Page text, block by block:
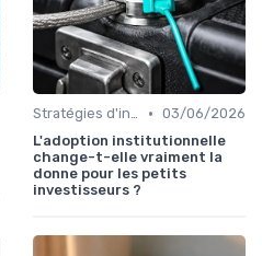
Stratégies d'investissement • 03/06/2026
L'adoption institutionnelle
change-t-elle vraiment la
donne pour les petits
investisseurs ?